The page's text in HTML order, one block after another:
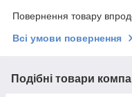
Повернення товару
Всі умови повернення
Подібні товари